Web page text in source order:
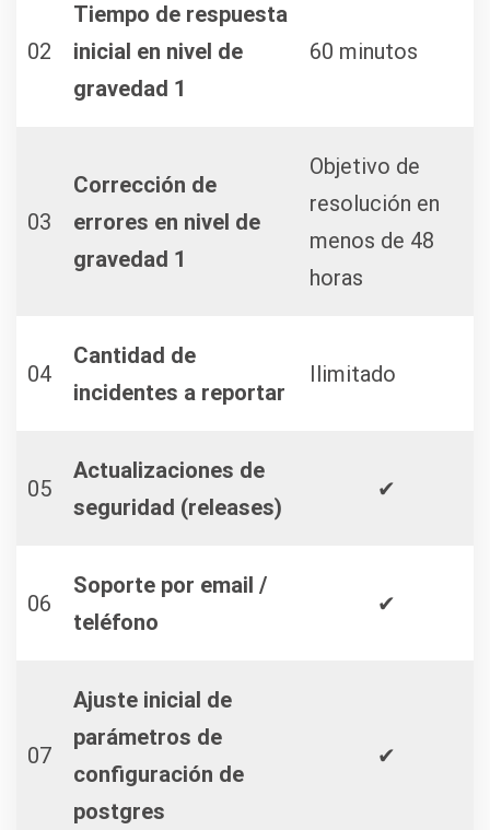
02
Tiempo de respuesta
inicial en nivel de
gravedad 1
60 minutos
03
Corrección de
errores en nivel de
gravedad 1
Objetivo de
resolución en
menos de 48
horas
04
Cantidad de
incidentes a reportar
Ilimitado
05
Actualizaciones de
seguridad (releases)
✔
06
Soporte por email /
teléfono
✔
07
Ajuste inicial de
parámetros de
configuración de
postgres
✔